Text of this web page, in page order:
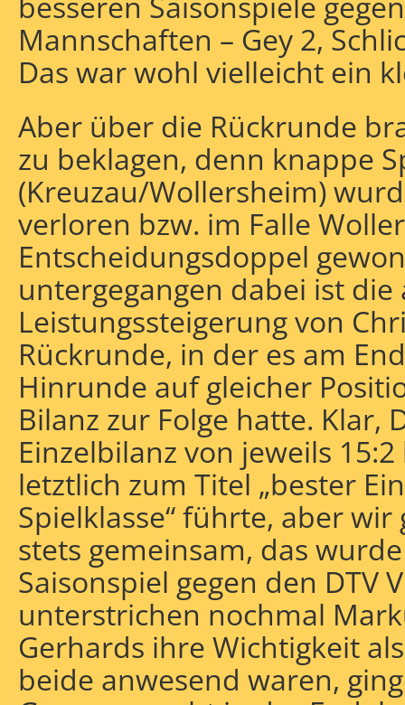
Mannschaften – Gey 2,
Das war wohl vielleicht ein
Aber über die Rückrunde
zu beklagen, denn knappe
(Kreuzau/Wollersheim)
verloren bzw. im Falle
Entscheidungsdoppel
untergegangen dabei ist
Leistungssteigerung von
Rückrunde, in der es am
Hinrunde auf gleicher
Bilanz zur Folge hatte. Klar,
Einzelbilanz von jeweils
letztlich zum Titel „bester
Spielklasse“ führte, aber
stets gemeinsam, das
Saisonspiel gegen den DTV
unterstrichen nochmal
Gerhards ihre Wichtigkeit
beide anwesend waren,